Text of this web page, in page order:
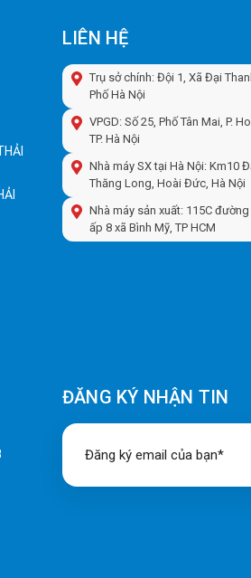
LIÊN HỆ
Trụ sở chính: Đội 1, Xã Đại
Phố Hà Nội
VPGD: Số 25, Phố Tân Mai, P.
TP. Hà Nội
Nhà máy SX tại Hà Nội: Km10
Thăng Long, Hoài Đức, Hà Nội
Nhà máy sản xuất: 115C
ấp 8 xã Bình Mỹ, TP HCM
ĐĂNG KÝ NHẬN TIN